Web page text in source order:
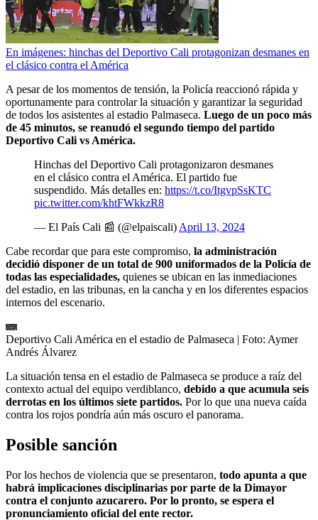
En imágenes: hinchas del Deportivo Cali protagonizan desmanes en
el clásico contra el América
A pesar de los momentos de tensión, la Policía reaccionó rápida y
oportunamente para controlar la situación y garantizar la seguridad
de todos los asistentes al estadio Palmaseca. Luego de un poco más
de 45 minutos, se reanudó el segundo tiempo del partido
Deportivo Cali vs América.
Hinchas del Deportivo Cali protagonizaron desmanes
en el clásico contra el América. El partido fue
suspendido. Más detalles en: https://t.co/ItgvpSsKTC
pic.twitter.com/khtFWkkzR8
— El País Cali 📰 (@elpaiscali) April 13, 2024
Cabe recordar que para este compromiso, la administración
decidió disponer de un total de 900 uniformados de la Policía de
todas las especialidades, quienes se ubican en las inmediaciones
del estadio, en las tribunas, en la cancha y en los diferentes espacios
internos del escenario.
Deportivo Cali América en el estadio de Palmaseca | Foto: Aymer
Andrés Álvarez
La situación tensa en el estadio de Palmaseca se produce a raíz del
contexto actual del equipo verdiblanco, debido a que acumula seis
derrotas en los últimos siete partidos. Por lo que una nueva caída
contra los rojos pondría aún más oscuro el panorama.
Posible sanción
Por los hechos de violencia que se presentaron, todo apunta a que
habrá implicaciones disciplinarias por parte de la Dimayor
contra el conjunto azucarero. Por lo pronto, se espera el
pronunciamiento oficial del ente rector.